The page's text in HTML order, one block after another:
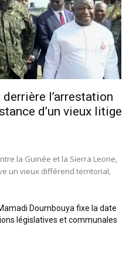
l’arrestation
d’un vieux litige
la Guinée et la Sierra Leone,
un vieux différend territorial,
Doumbouya fixe la date
législatives et communales